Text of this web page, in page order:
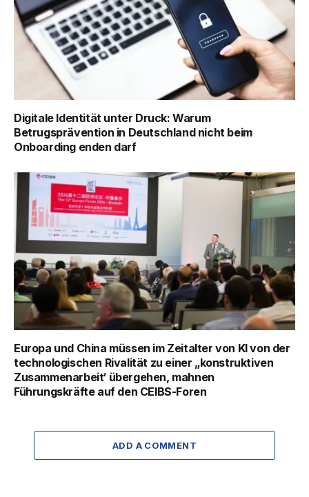
Digitale Identität unter Druck: Warum
Betrugsprävention in Deutschland nicht beim
Onboarding enden darf
Europa und China müssen im Zeitalter von KI von der
technologischen Rivalität zu einer „konstruktiven
Zusammenarbeit‘ übergehen, mahnen
Führungskräfte auf den CEIBS-Foren
ADD A COMMENT